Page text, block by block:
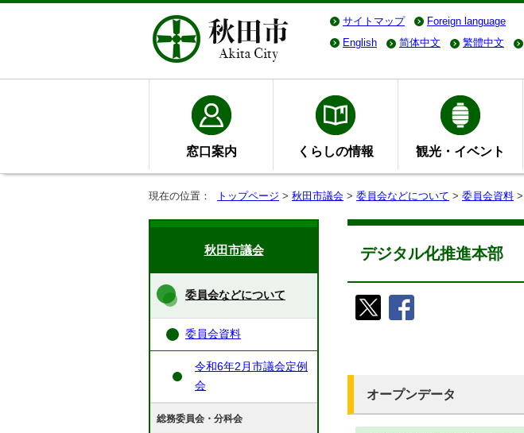
サイトマップ Foreign language
English
简体中文 繁體中文
窓口案内 くらしの情報 観光・イベント
現在の位置： トップページ > 秋田市議会 > 委員会などについて > 委員会資料 >
デジタル化推進本部
オープンデータ
秋田市議会
委員会などについて
委員会資料
令和6年2月市議会定例
会
総務委員会・分科会